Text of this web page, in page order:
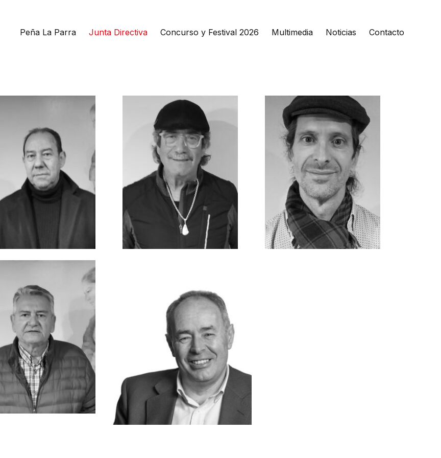
Peña La Parra Junta Directiva Concurso y Festival 2026 Multimedia Noticias Contacto